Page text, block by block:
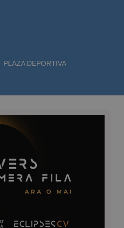
PLAZA DEPORTIVA